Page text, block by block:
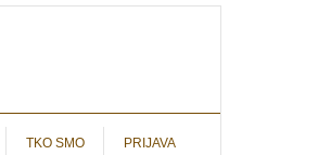
TKO SMO PRIJAVA